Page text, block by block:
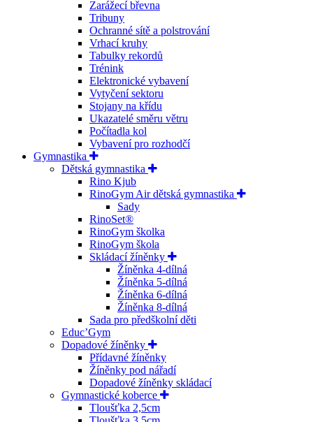
Zarážecí břevna
Tribuny
Ochranné sítě a polstrování
Vrhací kruhy
Tabulky rekordů
Trénink
Elektronické vybavení
Vytyčení sektoru
Stojany na křídu
Ukazatelé směru větru
Počítadla kol
Vybavení pro rozhodčí
Gymnastika
Dětská gymnastika
Rino Kjub
RinoGym Air dětská gymnastika
Sady
RinoSet®
RinoGym školka
RinoGym škola
Skládací žíněnky
Žíněnka 4-dílná
Žíněnka 5-dílná
Žíněnka 6-dílná
Žíněnka 8-dílná
Sada pro předškolní děti
Educ’Gym
Dopadové žíněnky
Přídavné žíněnky
Žíněnky pod nářadí
Dopadové žíněnky skládací
Gymnastické koberce
Tloušťka 2,5cm